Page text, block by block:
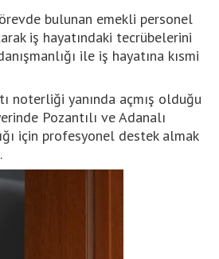
bulunan emekli personel
iş hayatındaki tecrübelerini
ile iş hayatına kısmi
noterliği yanında açmış olduğu
Pozantılı ve Adanalı
için profesyonel destek almak